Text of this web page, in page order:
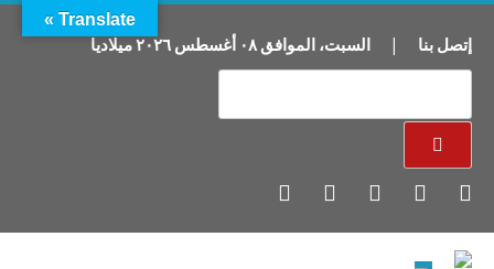
إتصل بنا | السبت، الموافق٠٨ أغسطس ٢٠٢٦ميلاديا
Translate »